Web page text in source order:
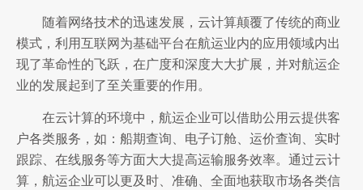
随着网络技术的迅速发展，云计算颠覆了传统的商业
模式，利用互联网为基础平台在航运业内的应用领域内出
现了革命性的飞跃，在广度和深度大大扩展，并对航运企
业的发展起到了至关重要的作用。
在云计算的环境中，航运企业可以借助公用云提供客
户各类服务，如：船期查询、电子订舱、运价查询、实时
跟踪、在线服务等方面大大提高运输服务效率。通过云计
算，航运企业可以更及时、准确、全面地获取市场各类信